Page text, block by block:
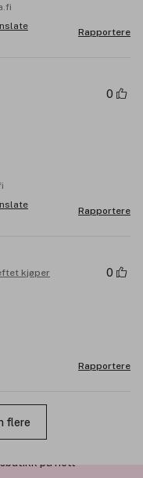
Rapportere
0
Rapportere
kjøper 0
Rapportere
flere